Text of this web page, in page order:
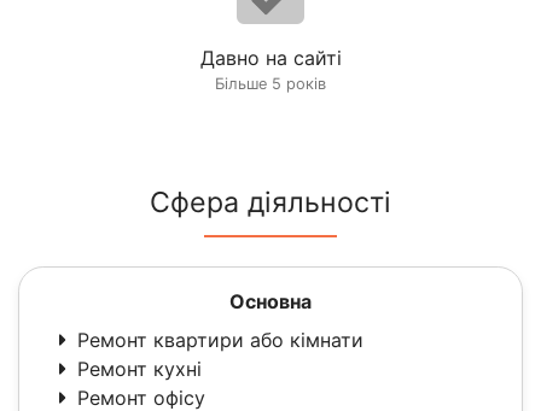
Давно на сайті
Більше 5 років
Сфера діяльності
Основна
Ремонт квартири або кімнати
Ремонт кухні
Ремонт офісу